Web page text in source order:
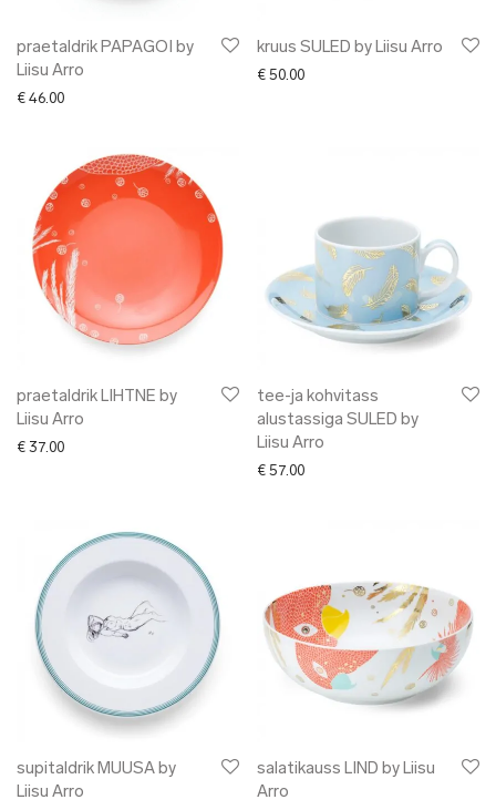
praetaldrik PAPAGOI by
Liisu Arro
€ 46.00
kruus SULED by Liisu Arro
€ 50.00
praetaldrik LIHTNE by
Liisu Arro
€ 37.00
tee-ja kohvitass
alustassiga SULED by
Liisu Arro
€ 57.00
supitaldrik MUUSA by
Liisu Arro
salatikauss LIND by Liisu
Arro